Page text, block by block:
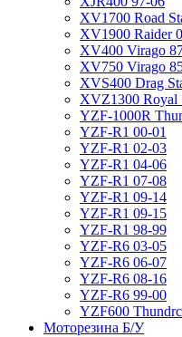
XV1700 Road
XV1900 Raider
XV400 Virago
XV750 Virago
XVS400 Drag
XVZ1300 Royal
YZF-1000R
YZF-R1 00-01
YZF-R1 02-03
YZF-R1 04-06
YZF-R1 07-08
YZF-R1 09-14
YZF-R1 09-15
YZF-R1 98-99
YZF-R6 03-05
YZF-R6 06-07
YZF-R6 08-16
YZF-R6 99-00
YZF600
Моторезина Б/У